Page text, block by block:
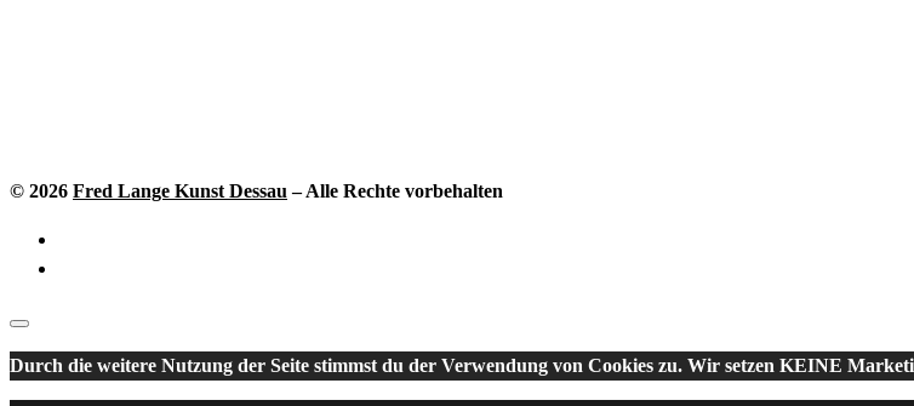
© 2026 Fred Lange Kunst Dessau – Alle Rechte vorbehalten
Durch die weitere Nutzung der Seite stimmst du der Verwendung von Cookies zu. Wir setzen KEINE